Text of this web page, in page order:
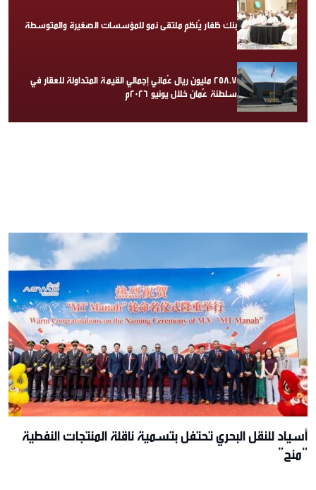
بنك ظفار يُنظم ملتقى نمو للمؤسسات الصغيرة والمتوسطة
258.7 مليون ريال عُماني إجمالي القيمة المتداولة للعقار في
سلطنة عُمان خلال يونيو 2026م
أسياد للنقل البحري تحتفل بتسمية ناقلة المنتجات النفطية
“منح”